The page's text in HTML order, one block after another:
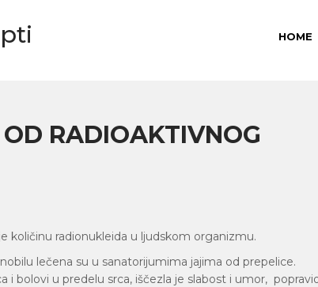
HOME
RADIOAKTIVNOG
količinu radionukleida u ljudskom organizmu.
lečena su u sanatorijumima jajima od prepelice.
bolovi u predelu srca, iščezla je slabost i umor,